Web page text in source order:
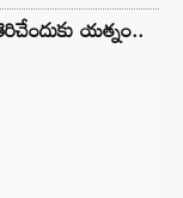
యత్నం..